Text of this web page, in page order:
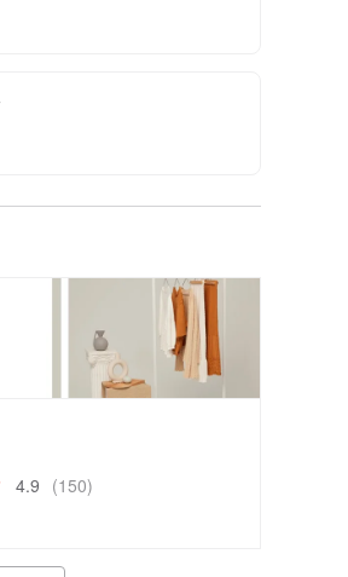
4.9 (150)